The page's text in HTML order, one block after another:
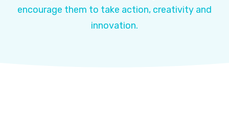
encourage them to take action, creativity and
innovation.